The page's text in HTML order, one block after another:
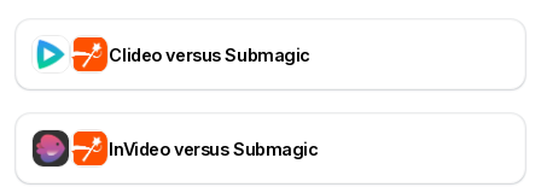
Clideo versus Submagic
InVideo versus Submagic